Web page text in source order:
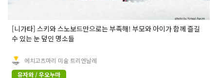
[니가타] 스키와 스노보드만으로는 부족해! 부모와 아이가 함께 즐길
수 있는 눈 덮인 명소들
에치고츠마리 미술 트리엔날레
유자와 / 우오누마